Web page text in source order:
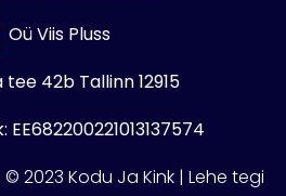
Oü Viis Pluss
tee 42b Tallinn 12915
EE682200221013137574
2023 Kodu Ja Kink | Lehe tegi